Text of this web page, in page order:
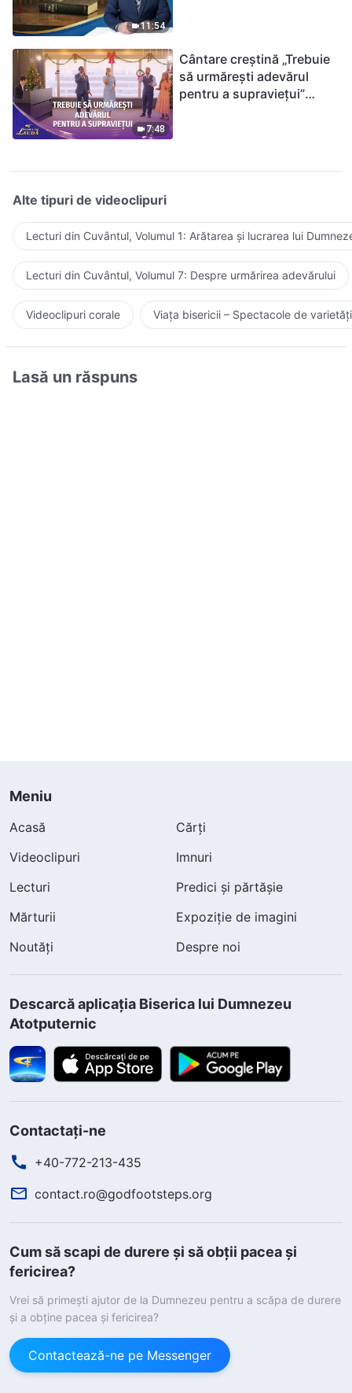
11:54
7:48
Cântare creștină „Trebuie
să urmărești adevărul
pentru a supraviețui”
Alte tipuri de videoclipuri
Lecturi din Cuvântul, Volumul 1: Arătarea și lucrarea lui
Lecturi din Cuvântul, Volumul 7: Despre urmărirea adevărului
Videoclipuri corale Viața bisericii – Spectacole de varietăți
Lasă un răspuns
Meniu
Acasă
Cărți
Videoclipuri
Imnuri
Lecturi
Predici și părtășie
Mărturii
Expoziție de imagini
Noutăți
Despre noi
Descarcă aplicația Biserica lui Dumnezeu
Atotputernic
Contactați-ne
+40-772-213-435
contact.ro@godfootsteps.org
Cum să scapi de durere și să obții pacea și
fericirea?
Vrei să primești ajutor de la Dumnezeu pentru a scăpa de durere
și a obține pacea și fericirea?
Contactează-ne pe Messenger